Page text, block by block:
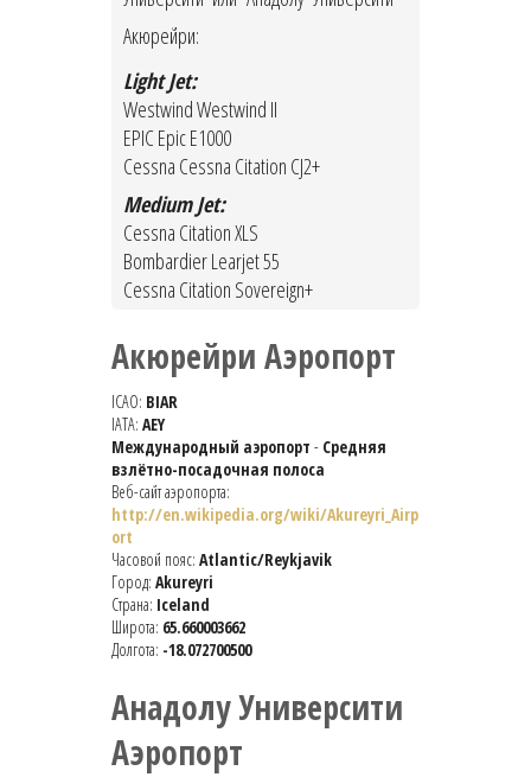
Акюрейри:
Light Jet:
Westwind Westwind II
EPIC Epic E1000
Cessna Cessna Citation CJ2+
Medium Jet:
Cessna Citation XLS
Bombardier Learjet 55
Cessna Citation Sovereign+
Акюрейри Аэропорт
ICAO: BIAR
IATA: AEY
Международный аэропорт - Средняя
взлётно-посадочная полоса
Веб-сайт аэропорта:
http://en.wikipedia.org/wiki/Akureyri_Airp
ort
Часовой пояс: Atlantic/Reykjavik
Город: Akureyri
Страна: Iceland
Широта: 65.660003662
Долгота: -18.072700500
Анадолу Университи
Аэропорт